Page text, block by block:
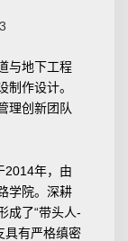
与地下工程
作设计。
理创新团队
2014年，由
学院。深耕
成了“带头人-
具有严格缜密